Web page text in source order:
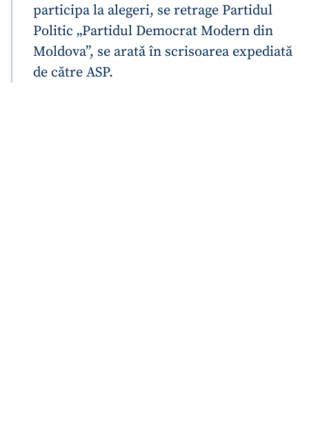
participa la alegeri, se retrage Partidul
Politic „Partidul Democrat Modern din
Moldova”, se arată în scrisoarea expediată
de către ASP.